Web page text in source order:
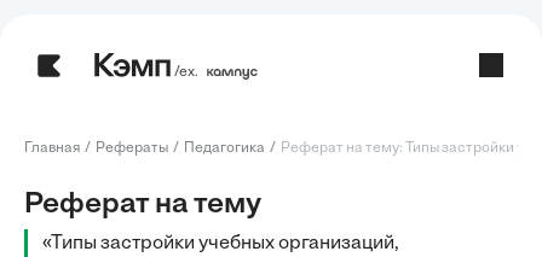
/ех.
Главная Рефераты Педагогика Реферат на тему: Типы застройки
Реферат на тему
«Типы застройки учебных организаций,